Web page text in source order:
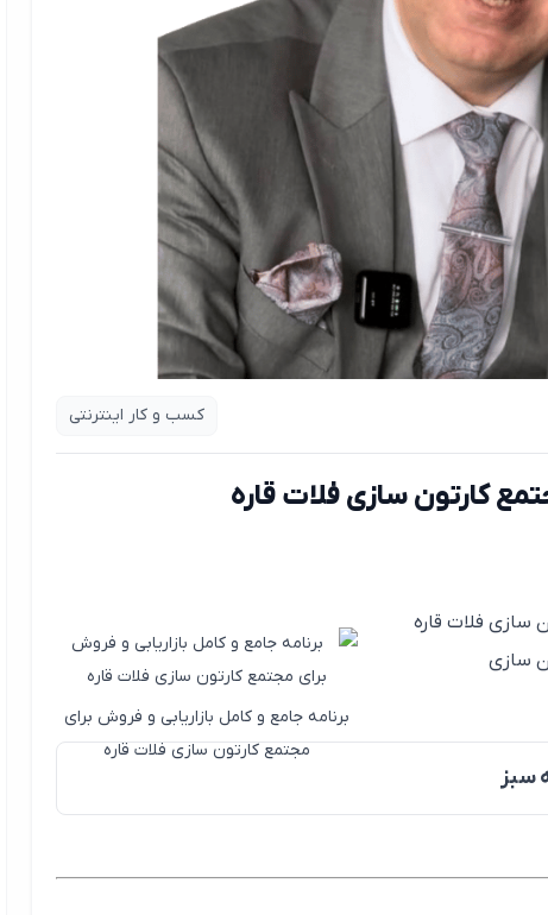
کسب و کار اینترنتی
کارتون سازی فلات قاره
برنامه جامع و کامل بازاریابی و فروش برای
مجتمع کارتون سازی فلات قاره
سازی فلات قاره
سازی
سبز